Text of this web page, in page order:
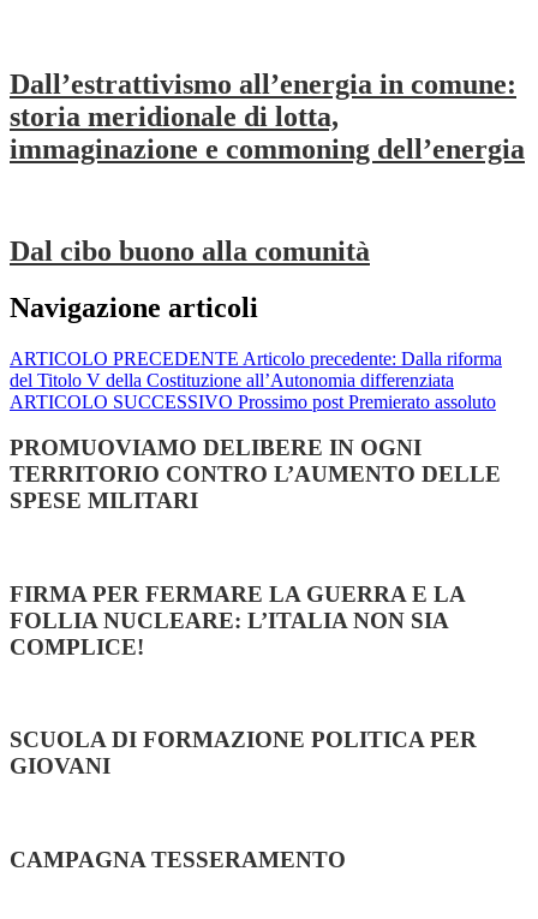
Dall’estrattivismo all’energia in comune:
storia meridionale di lotta,
immaginazione e commoning dell’energia
Dal cibo buono alla comunità
Navigazione articoli
ARTICOLO PRECEDENTE Articolo precedente: Dalla riforma
del Titolo V della Costituzione all’Autonomia differenziata
ARTICOLO SUCCESSIVO Prossimo post Premierato assoluto
PROMUOVIAMO DELIBERE IN OGNI
TERRITORIO CONTRO L’AUMENTO DELLE
SPESE MILITARI
FIRMA PER FERMARE LA GUERRA E LA
FOLLIA NUCLEARE: L’ITALIA NON SIA
COMPLICE!
SCUOLA DI FORMAZIONE POLITICA PER
GIOVANI
CAMPAGNA TESSERAMENTO